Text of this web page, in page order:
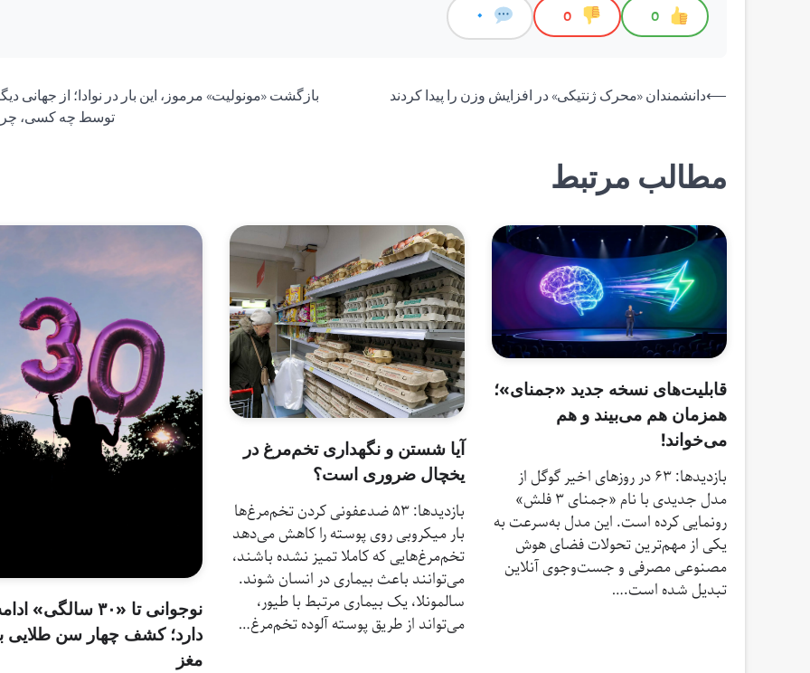
0
0
0
راهبری
⟵دانشمندان «محرک ژنتیکی» در افزایش وزن را پیدا کردند
بازگشت «مونولیت» مرموز، این بار در نوادا؛ از جهانی
توسط چه کسی،
مطالب مرتبط
قابلیت‌های نسخه جدید «جمنای»؛
همزمان هم می‌بیند و هم
می‌خواند!
بازدیدها: 63 در روز‌های اخیر گوگل از
مدل جدیدی با نام «جمنای ۳ فلش»
رونمایی کرده است. این مدل به‌سرعت به
یکی از مهم‌ترین تحولات فضای هوش
مصنوعی مصرفی و جست‌وجوی آنلاین
تبدیل شده است.…
آیا شستن و نگهداری تخم‌مرغ در
یخچال ضروری است؟
بازدیدها: 53 ضدعفونی کردن تخم‌مرغ‌ها
بار میکروبی روی پوسته را کاهش می‌دهد
تخم‌مرغ‌هایی که کاملا تمیز نشده باشند،
می‌توانند باعث بیماری در انسان شوند.
سالمونلا، یک بیماری مرتبط با طیور،
می‌تواند از طریق پوسته‌ آلوده تخم‌مرغ…
نوجوانی تا «۳۰ سالگی»
دارد؛ کشف چهار سن طلایی
مغز